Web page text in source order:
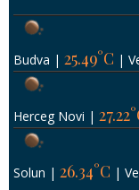
Budva | 25.49°C |
Herceg Novi |
Solun | 26.34°C |